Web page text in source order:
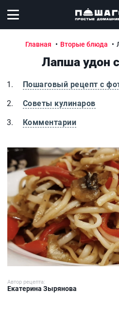
Открыть меню
Главная Вторые блюда
Лапша удон
Пошаговый рецепт с
Советы кулинаров
Комментарии
Лапша удон с овощами
Автор рецепта:
Екатерина Зырянова